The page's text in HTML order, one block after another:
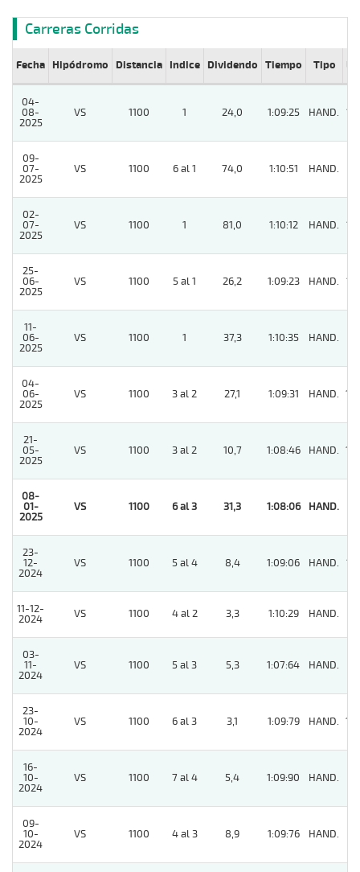
Carreras Corridas
Fecha Hipódromo Distancia Indice Dividendo Tiempo Tipo Lº
04-
08-
2025
VS 1100 1 24,0 1:09:25 HAND. 12
09-
07-
2025
VS 1100 6 al 1 74,0 1:10:51 HAND.
02-
07-
2025
VS 1100 1 81,0 1:10:12 HAND. 13
25-
06-
2025
VS 1100 5 al 1 26,2 1:09:23 HAND. 12
11-
06-
2025
VS 1100 1 37,3 1:10:35 HAND.
04-
06-
2025
VS 1100 3 al 2 27,1 1:09:31 HAND. 14
21-
05-
2025
VS 1100 3 al 2 10,7 1:08:46 HAND. 14
08-
01-
2025
VS 1100 6 al 3 31,3 1:08:06 HAND.
23-
12-
2024
VS 1100 5 al 4 8,4 1:09:06 HAND. 12
11-12-
2024
VS 1100 4 al 2 3,3 1:10:29 HAND.
03-
11-
2024
VS 1100 5 al 3 5,3 1:07:64 HAND.
23-
10-
2024
VS 1100 6 al 3 3,1 1:09:79 HAND. 10
16-
10-
2024
VS 1100 7 al 4 5,4 1:09:90 HAND.
09-
10-
2024
VS 1100 4 al 3 8,9 1:09:76 HAND.